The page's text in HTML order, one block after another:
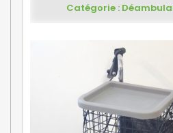
Catégorie :